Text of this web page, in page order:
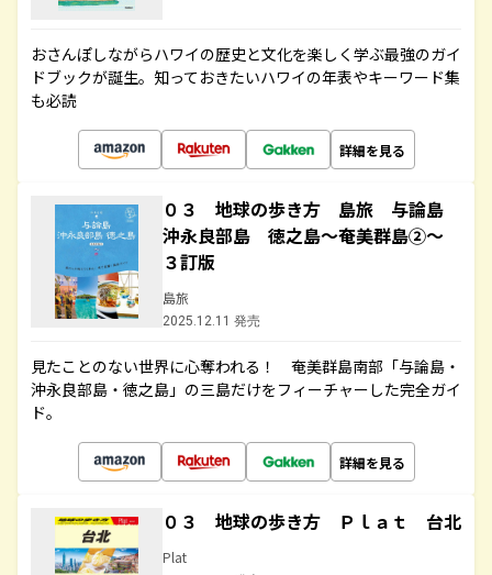
おさんぽしながらハワイの歴史と文化を楽しく学ぶ最強のガイ
ドブックが誕生。知っておきたいハワイの年表やキーワード集
も必読
詳細を見る
０３ 地球の歩き方 島旅 与論島
沖永良部島 徳之島～奄美群島②～
３訂版
島旅
2025.12.11 発売
見たことのない世界に心奪われる！ 奄美群島南部「与論島・
沖永良部島・徳之島」の三島だけをフィーチャーした完全ガイ
ド。
詳細を見る
０３ 地球の歩き方 Ｐｌａｔ 台北
Plat